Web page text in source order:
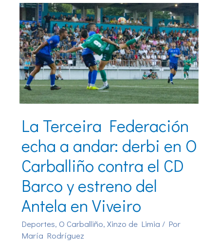
La Terceira Federación
echa a andar: derbi en O
Carballiño contra el CD
Barco y estreno del
Antela en Viveiro
Deportes, O Carballiño, Xinzo de Limia / Por
María Rodríguez